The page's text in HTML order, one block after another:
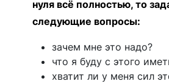
нуля всё полностью, то
следующие вопросы:
зачем мне это надо?
что я буду с этого
хватит ли у меня сил